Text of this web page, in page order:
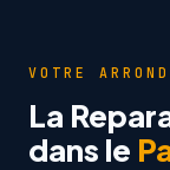
VOTRE
La
dans le